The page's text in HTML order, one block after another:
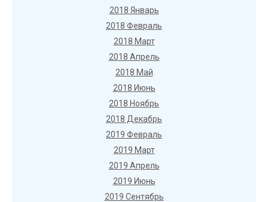
2018 Январь
2018 Февраль
2018 Март
2018 Апрель
2018 Май
2018 Июнь
2018 Ноябрь
2018 Декабрь
2019 Февраль
2019 Март
2019 Апрель
2019 Июнь
2019 Сентябрь